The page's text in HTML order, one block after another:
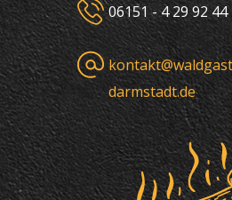
06151 - 4 29 92 44
darmstadt.de